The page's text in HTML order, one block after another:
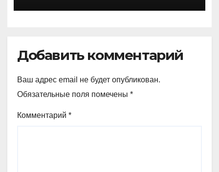
Добавить комментарий
Ваш адрес email не будет опубликован.
Обязательные поля помечены *
Комментарий *